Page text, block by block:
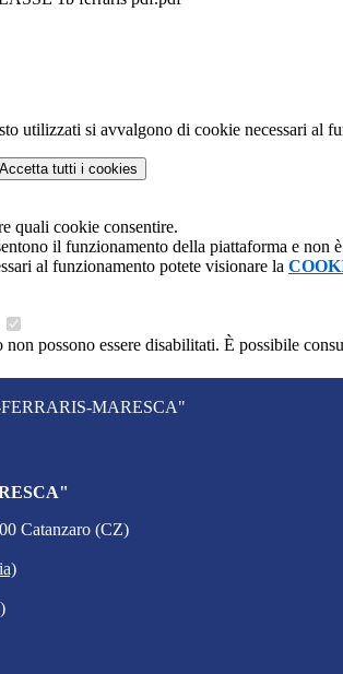
utilizzati si avvalgono di cookie necessari al
Accetta tutti i cookies
quali cookie consentire.
il funzionamento della piattaforma e non
al funzionamento potete visionare la
possono essere disabilitati. È possibile
MARESCA"
Catanzaro (CZ)